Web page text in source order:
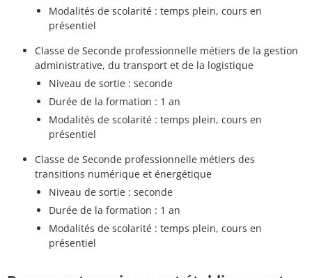
Modalités de scolarité : temps plein, cours en
présentiel
Classe de Seconde professionnelle métiers de la gestion
administrative, du transport et de la logistique
Niveau de sortie : seconde
Durée de la formation : 1 an
Modalités de scolarité : temps plein, cours en
présentiel
Classe de Seconde professionnelle métiers des
transitions numérique et énergétique
Niveau de sortie : seconde
Durée de la formation : 1 an
Modalités de scolarité : temps plein, cours en
présentiel